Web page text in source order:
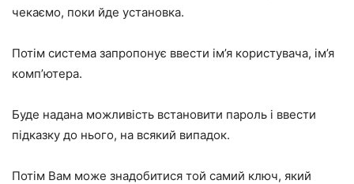
чекаємо, поки йде установка.
Потім система запропонує ввести ім’я користувача, ім’я
комп’ютера.
Буде надана можливість встановити пароль і ввести
підказку до нього, на всякий випадок.
Потім Вам може знадобитися той самий ключ, який